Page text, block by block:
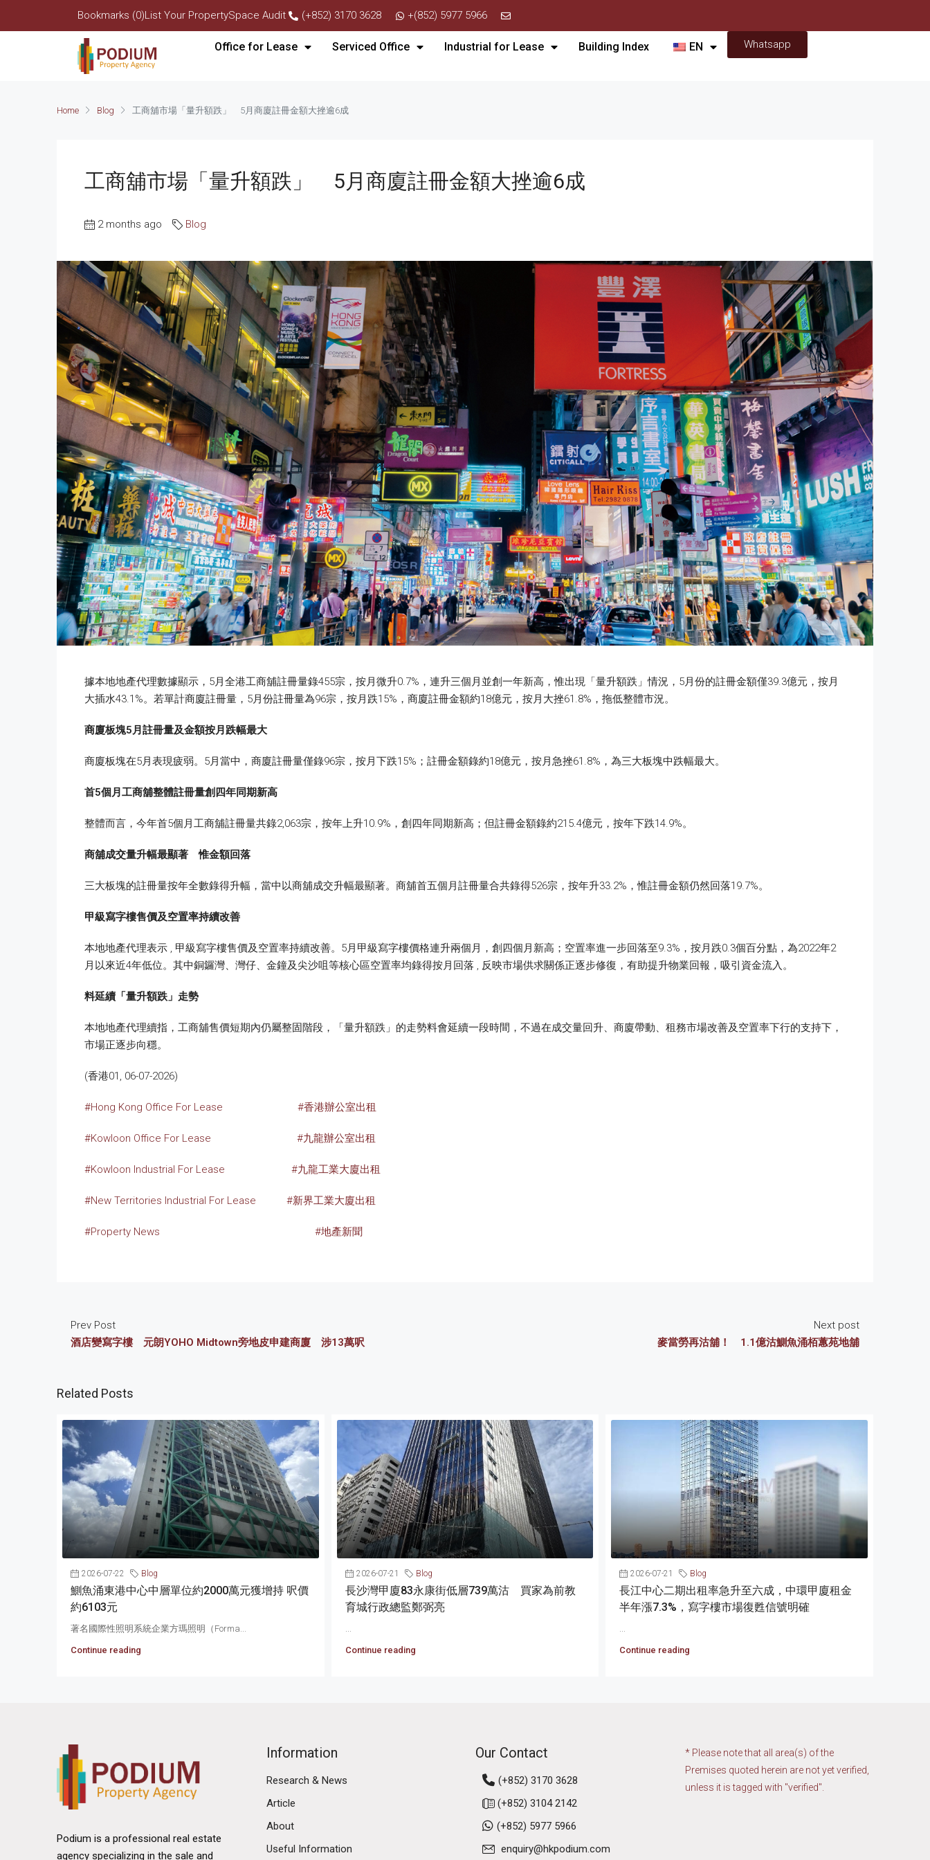
Bookmarks (0)List Your PropertySpace Audit (+852) 3170 3628 +(852) 5977 5966
Office for Lease Serviced Office Industrial for Lease Building Index EN Whatsapp
Home Blog 工商舖市場「量升額跌」 5月商廈註冊金額大挫逾6成
工商舖市場「量升額跌」 5月商廈註冊金額大挫逾6成
2 months ago Blog
據本地地產代理數據顯示，5月全港工商舖註冊量錄455宗，按月微升0.7%，連升三個月並創一年新高，惟出現「量升額跌」情況，5月份的註冊金額僅39.3億元，按月
大插水43.1%。若單計商廈註冊量，5月份註冊量為96宗，按月跌15%，商廈註冊金額約18億元，按月大挫61.8%，拖低整體市況。
商廈板塊5 月註冊量及金額按月跌幅最大
商廈板塊在5月表現疲弱。5月當中，商廈註冊量僅錄96宗，按月下跌15%；註冊金額錄約18億元，按月急挫61.8%，為三大板塊中跌幅最大。
首5個月工商舖整體註冊量創四年同期新高
整體而言，今年首5個月工商舖註冊量共錄2,063宗，按年上升10.9%，創四年同期新高；但註冊金額錄約215.4億元，按年下跌14.9%。
商舖成交量升幅最顯著 惟金額回落
三大板塊的註冊量按年全數錄得升幅，當中以商舖成交升幅最顯著。商舖首五個月註冊量合共錄得526宗，按年升33.2%，惟註冊金額仍然回落19.7%。
甲級寫字樓售價及空置率持續改善
本地地產代理表示 , 甲級寫字樓售價及空置率持續改善。5月甲級寫字樓價格連升兩個月，創四個月新高；空置率進一步回落至9.3%，按月跌0.3個百分點，為2022年2
月以來近4年低位。其中銅鑼灣、灣仔、金鐘及尖沙咀等核心區空置率均錄得按月回落 , 反映市場供求關係正逐步修復，有助提升物業回報，吸引資金流入。
料延續「量升額跌」走勢
本地地產代理續指，工商舖售價短期內仍屬整固階段，「量升額跌」的走勢料會延續一段時間，不過在成交量回升、商廈帶動、租務市場改善及空置率下行的支持下，
市場正逐步向穩。
(香港01, 06-07-2026)
#Hong Kong Office For Lease #香港辦公室出租
#Kowloon Office For Lease #九龍辦公室出租
#Kowloon Industrial For Lease #九龍工業大廈出租
#New Territories Industrial For Lease #新界工業大廈出租
#Property News #地產新聞
Prev Post
酒店變寫字樓 元朗YOHO Midtown旁地皮申建商廈 涉13萬呎
Next post
麥當勞再沽舖！ 1.1億沽鰂魚涌栢蕙苑地舖
Related Posts
2026-07-22 Blog
鰂魚涌東港中心中層單位約2000萬元獲增持 呎價
約6103元
著名國際性照明系統企業方瑪照明（Forma...
Continue reading
2026-07-21 Blog
長沙灣甲廈83永康街低層739萬沽 買家為前教
育城行政總監鄭弼亮
Continue reading
2026-07-21 Blog
長江中心二期出租率急升至六成，中環甲廈租金
半年漲7.3%，寫字樓市場復甦信號明確
Continue reading
Podium is a professional real estate
agency specializing in the sale and
Information
Research & News
Article
About
Useful Information
Our Contact
(+852) 3170 3628
(+852) 3104 2142
(+852) 5977 5966
enquiry@hkpodium.com
* Please note that all area(s) of the
Premises quoted herein are not yet verified,
unless it is tagged with "verified".